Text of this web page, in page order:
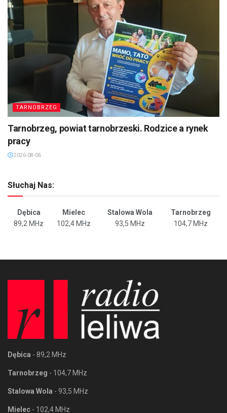
TARNOBRZEG
Tarnobrzeg, powiat tarnobrzeski. Rodzice a rynek
pracy
2026-08-06
Słuchaj Nas:
Dębica Mielec Stalowa Wola
Tarnobrzeg
89,2 MHz
102,4 MHz 93,5 MHz 104,7 MHz
Dębica - 89,2 MHz
Tarnobrzeg - 104,7 MHz
Stalowa Wola - 93,5 MHz
Mielec - 102,4 MHz